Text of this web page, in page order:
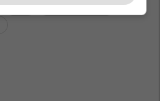
Inter
Marcelo Brozovic